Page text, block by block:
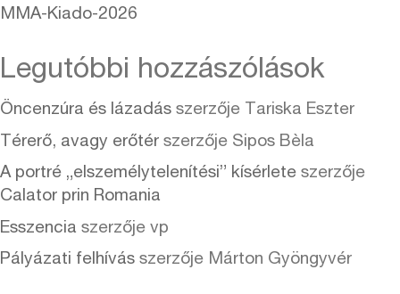
MMA-Kiado-2026
Legutóbbi hozzászólások
Öncenzúra és lázadás szerzője Tariska Eszter
Térerő, avagy erőtér szerzője Sipos Bèla
A portré „elszemélytelenítési” kísérlete szerzője
Calator prin Romania
Esszencia szerzője vp
Pályázati felhívás szerzője Márton Gyöngyvér